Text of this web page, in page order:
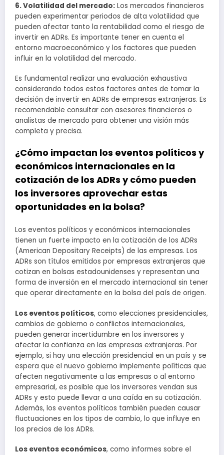
6. Volatilidad del mercado: Los mercados financieros
pueden experimentar periodos de alta volatilidad que
pueden afectar tanto la rentabilidad como el riesgo de
invertir en ADRs. Es importante tener en cuenta el
entorno macroeconómico y los factores que pueden
influir en la volatilidad del mercado.
Es fundamental realizar una evaluación exhaustiva
considerando todos estos factores antes de tomar la
decisión de invertir en ADRs de empresas extranjeras. Es
recomendable consultar con asesores financieros o
analistas de mercado para obtener una visión más
completa y precisa.
¿Cómo impactan los eventos políticos y
económicos internacionales en la
cotización de los ADRs y cómo pueden
los inversores aprovechar estas
oportunidades en la bolsa?
Los eventos políticos y económicos internacionales
tienen un fuerte impacto en la cotización de los ADRs
(American Depositary Receipts) de las empresas. Los
ADRs son títulos emitidos por empresas extranjeras que
cotizan en bolsas estadounidenses y representan una
forma de inversión en el mercado internacional sin tener
que operar directamente en la bolsa del país de origen.
Los eventos políticos, como elecciones presidenciales,
cambios de gobierno o conflictos internacionales,
pueden generar incertidumbre en los inversores y
afectar la confianza en las empresas extranjeras. Por
ejemplo, si hay una elección presidencial en un país y se
espera que el nuevo gobierno implemente políticas que
afecten negativamente a las empresas o al entorno
empresarial, es posible que los inversores vendan sus
ADRs y esto puede llevar a una caída en su cotización.
Además, los eventos políticos también pueden causar
fluctuaciones en los tipos de cambio, lo que influye en
los precios de los ADRs.
Los eventos económicos, como informes sobre el